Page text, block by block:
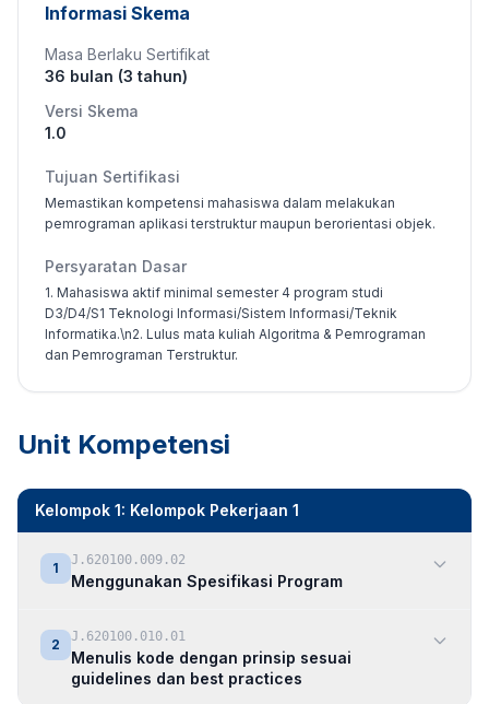
Informasi Skema
Masa Berlaku Sertifikat
36 bulan (3 tahun)
Versi Skema
1.0
Tujuan Sertifikasi
Memastikan kompetensi mahasiswa dalam melakukan
pemrograman aplikasi terstruktur maupun berorientasi objek.
Persyaratan Dasar
1. Mahasiswa aktif minimal semester 4 program studi
D3/D4/S1 Teknologi Informasi/Sistem Informasi/Teknik
Informatika.\n2. Lulus mata kuliah Algoritma & Pemrograman
dan Pemrograman Terstruktur.
Unit Kompetensi
Kelompok 1: Kelompok Pekerjaan 1
1 J.620100.009.02
Menggunakan Spesifikasi Program
2 J.620100.010.01
Menulis kode dengan prinsip sesuai
guidelines dan best practices